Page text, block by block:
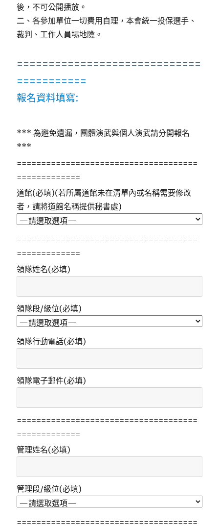
後，不可公開播放。
二、各參加單位一切費用自理，本會統一投保選手、
裁判、工作人員場地險。
=============================
===========
報名資料填寫:
*** 為避免遺漏，團體演武與個人演武請分開報名
***
=====================================
=============
道館(必填)(若所屬道館未在清單內或名稱需要修改
者，請將道館名稱提供秘書處)
=====================================
=============
領隊姓名(必填)
領隊段/級位(必填)
領隊行動電話(必填)
領隊電子郵件(必填)
=====================================
=============
管理姓名(必填)
管理段/級位(必填)
=====================================